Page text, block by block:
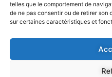
telles que le comportement de
de ne pas consentir ou de retirer
sur certaines caractéristiques et
© 2026 FLO & CO.